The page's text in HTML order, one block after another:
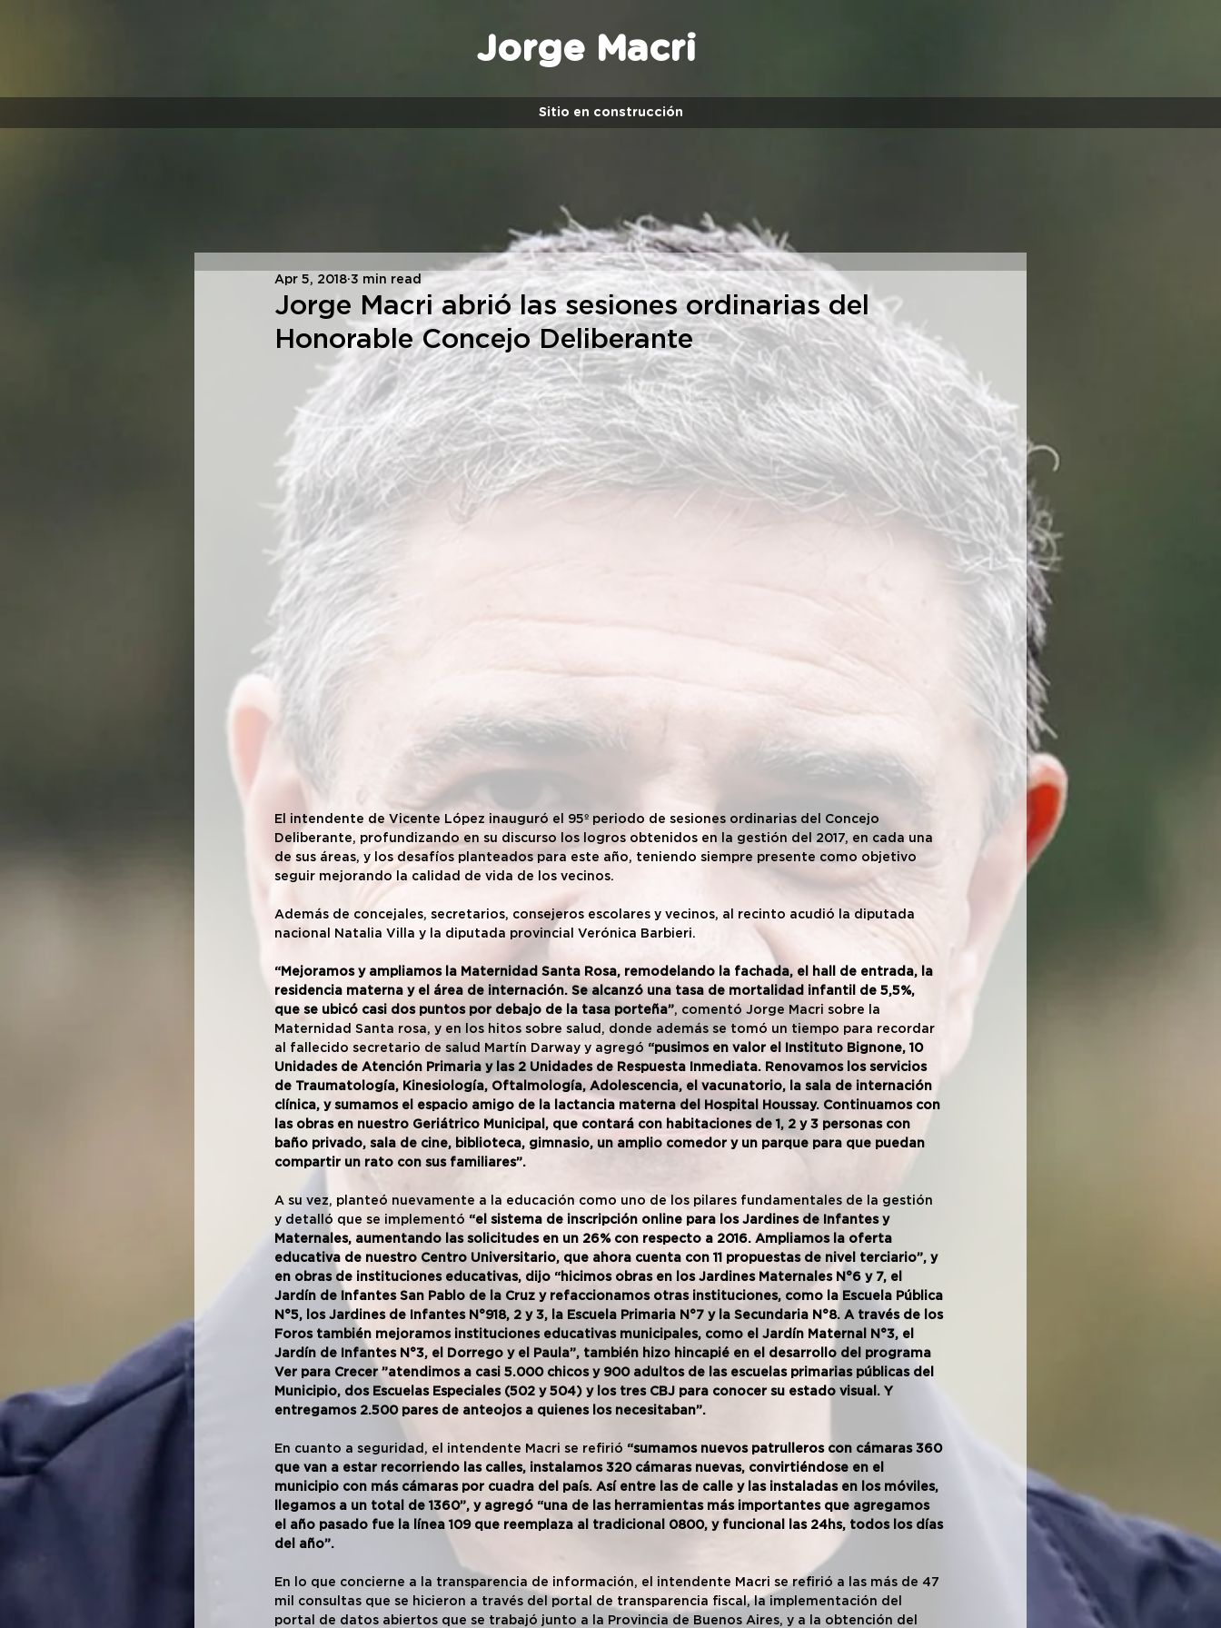
Jorge Macri
Sitio en construcción
Jorge Macri abrió las sesiones ordinarias del
Honorable Concejo Deliberante
Apr 5, 2018 3 min read
El intendente de Vicente López inauguró el 95º periodo de sesiones ordinarias del Concejo
Deliberante, profundizando en su discurso los logros obtenidos en la gestión del 2017, en cada una
de sus áreas, y los desafíos planteados para este año, teniendo siempre presente como objetivo
seguir mejorando la calidad de vida de los vecinos.
Además de concejales, secretarios, consejeros escolares y vecinos, al recinto acudió la diputada
nacional Natalia Villa y la diputada provincial Verónica Barbieri.
“Mejoramos y ampliamos la Maternidad Santa Rosa, remodelando la fachada, el hall de entrada, la
residencia materna y el área de internación. Se alcanzó una tasa de mortalidad infantil de 5,5%,
que se ubicó casi dos puntos por debajo de la tasa porteña”, comentó Jorge Macri sobre la
Maternidad Santa rosa, y en los hitos sobre salud, donde además se tomó un tiempo para recordar
al fallecido secretario de salud Martín Darway y agregó “pusimos en valor el Instituto Bignone, 10
Unidades de Atención Primaria y las 2 Unidades de Respuesta Inmediata. Renovamos los servicios
de Traumatología, Kinesiología, Oftalmología, Adolescencia, el vacunatorio, la sala de internación
clínica, y sumamos el espacio amigo de la lactancia materna del Hospital Houssay. Continuamos con
las obras en nuestro Geriátrico Municipal, que contará con habitaciones de 1, 2 y 3 personas con
baño privado, sala de cine, biblioteca, gimnasio, un amplio comedor y un parque para que puedan
compartir un rato con sus familiares”.
A su vez, planteó nuevamente a la educación como uno de los pilares fundamentales de la gestión
y detalló que se implementó “el sistema de inscripción online para los Jardines de Infantes y
Maternales, aumentando las solicitudes en un 26% con respecto a 2016. Ampliamos la oferta
educativa de nuestro Centro Universitario, que ahora cuenta con 11 propuestas de nivel terciario”, y
en obras de instituciones educativas, dijo “hicimos obras en los Jardines Maternales N°6 y 7, el
Jardín de Infantes San Pablo de la Cruz y refaccionamos otras instituciones, como la Escuela Pública
N°5, los Jardines de Infantes N°918, 2 y 3, la Escuela Primaria N°7 y la Secundaria N°8. A través de los
Foros también mejoramos instituciones educativas municipales, como el Jardín Maternal N°3, el
Jardín de Infantes N°3, el Dorrego y el Paula”, también hizo hincapié en el desarrollo del programa
Ver para Crecer ”atendimos a casi 5.000 chicos y 900 adultos de las escuelas primarias públicas del
Municipio, dos Escuelas Especiales (502 y 504) y los tres CBJ para conocer su estado visual. Y
entregamos 2.500 pares de anteojos a quienes los necesitaban”.
En cuanto a seguridad, el intendente Macri se refirió “sumamos nuevos patrulleros con cámaras 360
que van a estar recorriendo las calles, instalamos 320 cámaras nuevas, convirtiéndose en el
municipio con más cámaras por cuadra del país. Así entre las de calle y las instaladas en los móviles,
llegamos a un total de 1360”, y agregó “una de las herramientas más importantes que agregamos
el año pasado fue la línea 109 que reemplaza al tradicional 0800, y funcional las 24hs, todos los días
del año”.
En lo que concierne a la transparencia de información, el intendente Macri se refirió a las más de 47
mil consultas que se hicieron a través del portal de transparencia fiscal, la implementación del
portal de datos abiertos que se trabajó junto a la Provincia de Buenos Aires, y a la obtención del